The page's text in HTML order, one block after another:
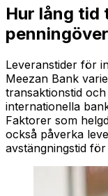
Hur lång tid
Leveranstider för
Meezan Bank
transaktionstid
internationella
Faktorer som
också påverka
avstängningstid